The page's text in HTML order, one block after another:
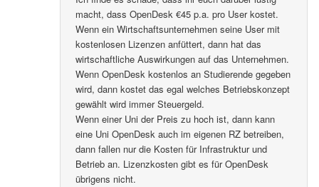
macht, dass OpenDesk €45 p.a. pro User kostet.
Wenn ein Wirtschaftsunternehmen seine User mit
kostenlosen Lizenzen anfüttert, dann hat das
wirtschaftliche Auswirkungen auf das Unternehmen.
Wenn OpenDesk kostenlos an Studierende gegeben
wird, dann kostet das egal welches Betriebskonzept
gewählt wird immer Steuergeld.
Wenn einer Uni der Preis zu hoch ist, dann kann
eine Uni OpenDesk auch im eigenen RZ betreiben,
dann fallen nur die Kosten für Infrastruktur und
Betrieb an. Lizenzkosten gibt es für OpenDesk
übrigens nicht.